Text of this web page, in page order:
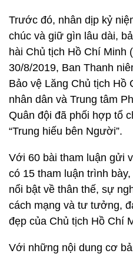
Trước đó, nhân dịp kỷ
chúc và giữ gìn lâu dài,
hài Chủ tịch Hồ Chí Minh
30/8/2019, Ban Thanh
Bảo vệ Lăng Chủ tịch Hồ
nhân dân và Trung tâm
Quân đội đã phối hợp tổ
“Trung hiếu bên Người”.
Với 60 bài tham luận gửi
có 15 tham luận trình
nổi bật về thân thế, sự
cách mạng và tư tưởng,
đẹp của Chủ tịch Hồ Chí
Với những nội dung cơ